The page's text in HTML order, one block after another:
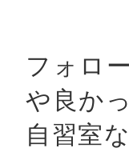
フォロ
や良か
自習室な